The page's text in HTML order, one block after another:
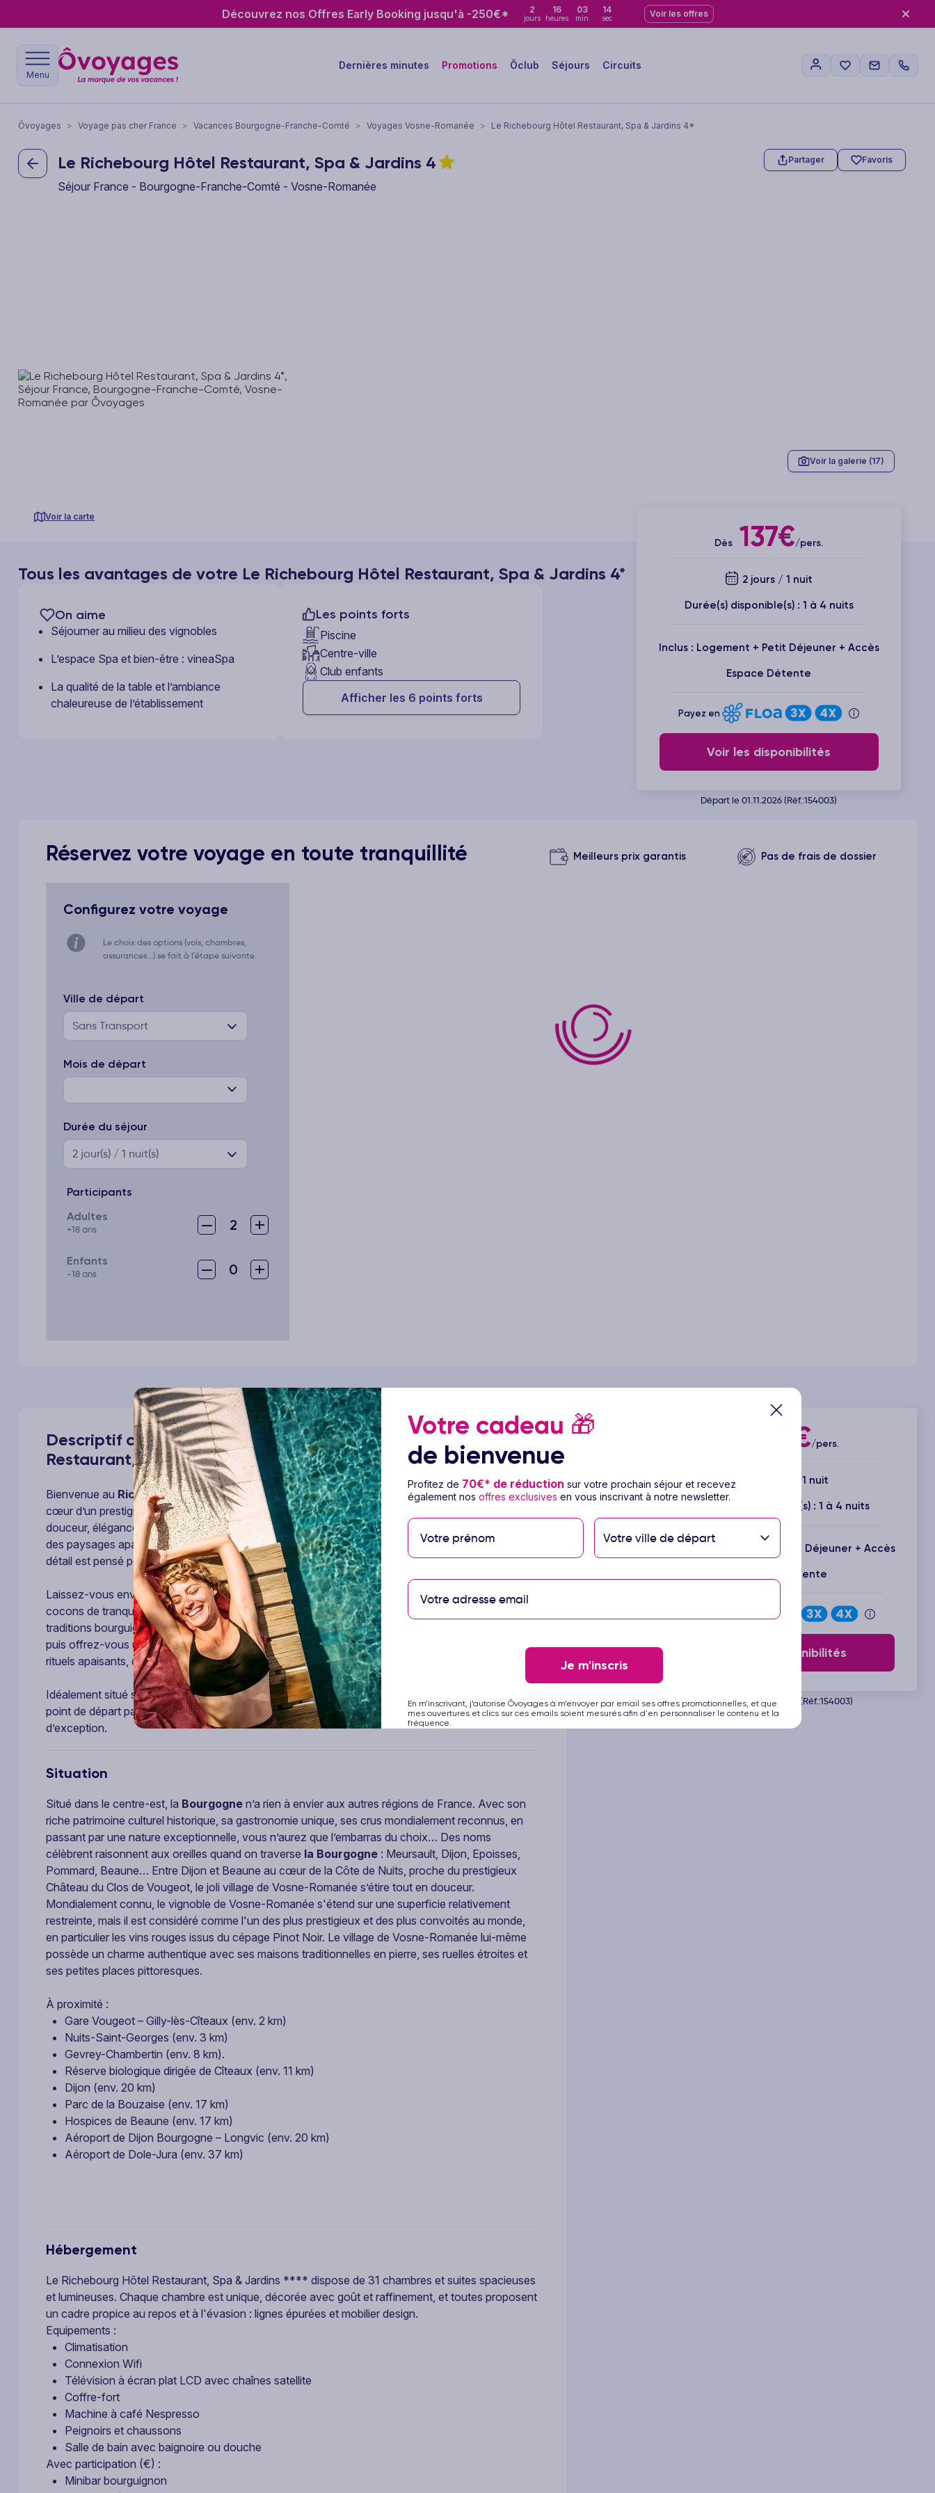
Découvrez nos Offres Early Booking jusqu'à -250€* 2
jours
16
heures
03
min
13
sec Voir les offres
Menu
Dernières minutes Promotions Ôclub Séjours Circuits
Ôvoyages > Voyage pas cher France > Vacances Bourgogne-Franche-Comté > Voyages Vosne-Romanée > Le Richebourg Hôtel Restaurant, Spa & Jardins 4*
Le Richebourg Hôtel Restaurant, Spa & Jardins 4
Séjour France - Bourgogne-Franche-Comté - Vosne-Romanée
Partager Favoris
Voir la galerie (17)
Voir la carte
Tous les avantages de votre Le Richebourg Hôtel Restaurant, Spa & Jardins 4*
On aime
Séjourner au milieu des vignobles
L’espace Spa et bien-être : vineaSpa
La qualité de la table et l’ambiance
chaleureuse de l’établissement
Les points forts
Piscine
Centre-ville
Club enfants
Afficher les 6 points forts
Dès 137€/pers.
2 jours / 1 nuit
Durée(s) disponible(s) : 1 à 4 nuits
Inclus : Logement + Petit Déjeuner + Accès
Espace Détente
Payez en
Voir les disponibilités
Départ le 01.11.2026 (Réf.:154003)
Réservez votre voyage en toute tranquillité Meilleurs prix garantis Pas de frais de dossier
Configurez votre voyage
Le choix des options (vols, chambres,
assurances...) se fait à l'étape suivante.
Ville de départ
Sans Transport
Mois de départ
Durée du séjour
2 jour(s) / 1 nuit(s)
Participants
Adultes
+18 ans – 2 +
Enfants
-18 ans – 0 +
Descriptif complet de votre voyage Le Richebourg Hôtel
Restaurant, Spa & Jardins 4*
Bienvenue au Richebourg Hôtel Restaurant, Spa & Jardins ****
! Entre Dijon et Beaune, au
cœur d’un prestigieux domaine viticole, cet écrin de sérénité vous invite à vivre une parenthèse où
douceur, élégance et ressourcement sont au rendez-vous. Installé à Vosne-Romanée, au milieu
des paysages apaisants de la Côte de Nuits, l’hôtel vous ouvre les portes d’un univers où chaque
détail est pensé pour votre confort.
Laissez-vous envelopper par l’atmosphère chaleureuse de noschambres spacieuses, véritables
cocons de tranquillité. Prolongez l’expérience en savourant une cuisine
respectueuse des
traditions bourguignonnes, avec des produits locaux et de saisonau
puis offrez-vous un moment suspendu dans l’espace vineaSpa: gamme de soins sur-mesure,
rituels apaisants, détente absolue… un voyage sensoriel unique.
Idéalement situé sur laRoute des Grands Crus de Bourgogne, Le Richebourg est également le
point de départ parfait pour de belles échappées au cœur des vignobles et de leurs appellations
d’exception.
Situation
Situé dans le centre-est, la Bourgogne n’a rien à envier aux autres régions de France. Avec son
riche patrimoine culturel historique, sa gastronomie unique, ses crus mondialement reconnus, en
passant par une nature exceptionnelle, vous n’aurez que l’embarras du choix… Des noms
célèbrent raisonnent aux oreilles quand on traverse la Bourgogne : Meursault, Dijon, Epoisses,
Pommard, Beaune… Entre Dijon et Beaune au cœur de la Côte de Nuits, proche du prestigieux
Château du Clos de Vougeot, le joli village de Vosne-Romanée s’étire tout en douceur.
Mondialement connu, le vignoble de Vosne-Romanée s'étend sur une superficie relativement
restreinte, mais il est considéré comme l'un des plus prestigieux et des plus convoités au monde,
en particulier les vins rouges issus du cépage Pinot Noir. Le village de Vosne-Romanée lui-même
possède un charme authentique avec ses maisons traditionnelles en pierre, ses ruelles étroites et
ses petites places pittoresques.
À proximité :
Gare Vougeot – Gilly-lès-Cîteaux (env. 2 km)
Nuits-Saint-Georges (env. 3 km)
Gevrey-Chambertin (env. 8 km).
Réserve biologique dirigée de Cîteaux (env. 11 km)
Dijon (env. 20 km)
Parc de la Bouzaise (env. 17 km)
Hospices de Beaune (env. 17 km)
Aéroport de Dijon Bourgogne – Longvic (env. 20 km)
Aéroport de Dole-Jura (env. 37 km)
Hébergement
Le Richebourg Hôtel Restaurant, Spa & Jardins **** dispose de 31 chambres et suites spacieuses
et lumineuses. Chaque chambre est unique, décorée avec goût et raffinement, et toutes proposent
un cadre propice au repos et à l'évasion : lignes épurées et mobilier design.
Equipements :
Climatisation
Connexion Wifi
Télévision à écran plat LCD avec chaînes satellite
Coffre-fort
Machine à café Nespresso
Peignoirs et chaussons
Salle de bain avec baignoire ou douche
Avec participation (€) :
Minibar bourguignon
137€/pers.
2 jours / 1 nuit
Durée(s) disponible(s) : 1 à 4 nuits
Inclus : Logement + Petit Déjeuner + Accès
Espace Détente
Voir les disponibilités
Départ le 01.11.2026 (Réf.:154003)
Votre cadeau 🎁
de bienvenue
Profitez de 70€* de réduction sur votre prochain séjour et recevez
également nosoffres exclusives en vous inscrivant à notre newsletter.
Votre ville de départ
Je m'inscris
En m’inscrivant, j’autorise Ôvoyages à m’envoyer par email ses offres promotionnelles, et que
mes ouvertures et clics sur ces emails soient mesurés afin d'en personnaliser le contenu et la
fréquence.